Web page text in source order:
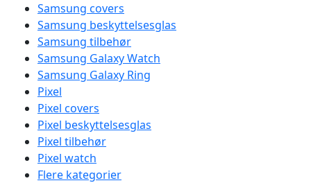
Samsung covers
Samsung beskyttelsesglas
Samsung tilbehør
Samsung Galaxy Watch
Samsung Galaxy Ring
Pixel
Pixel covers
Pixel beskyttelsesglas
Pixel tilbehør
Pixel watch
Flere kategorier